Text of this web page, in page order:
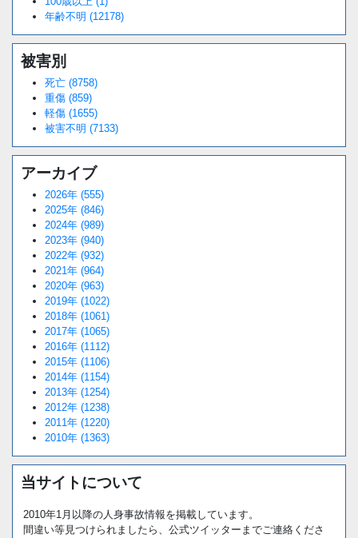
年齢不明 (12178)
被害別
死亡 (8758)
重傷 (859)
軽傷 (1655)
被害不明 (7133)
アーカイブ
2026年 (555)
2025年 (846)
2024年 (989)
2023年 (940)
2022年 (932)
2021年 (964)
2020年 (963)
2019年 (1022)
2018年 (1061)
2017年 (1065)
2016年 (1112)
2015年 (1106)
2014年 (1154)
2013年 (1254)
2012年 (1238)
2011年 (1220)
2010年 (1363)
当サイトについて
2010年1月以降の人身事故情報を掲載しています。
間違い等見つけられましたら、公式ツイッターまでご連絡くださ